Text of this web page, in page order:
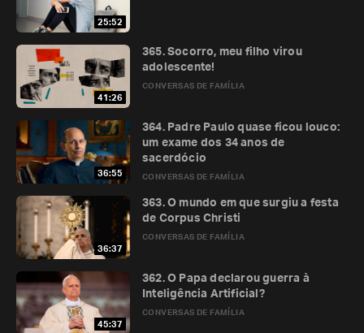
25:52
41:26
CONVERSAS DE FAMÍLIA
365. Socorro, meu filho virou
adolescente!
36:55 CONVERSAS DE FAMÍLIA
364. Padre Paulo quase ficou louco:
um exame dos 34 anos de
sacerdócio
36:37
CONVERSAS DE FAMÍLIA
363. O mundo em que surgiu a festa
de Corpus Christi
45:37
CONVERSAS DE FAMÍLIA
362. O Papa declarou guerra à
Inteligência Artificial?